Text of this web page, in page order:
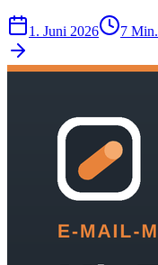
1. Juni 2026 7 Min.